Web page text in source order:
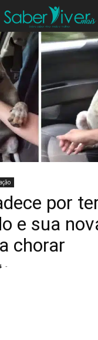
por
e sua
chorar
-